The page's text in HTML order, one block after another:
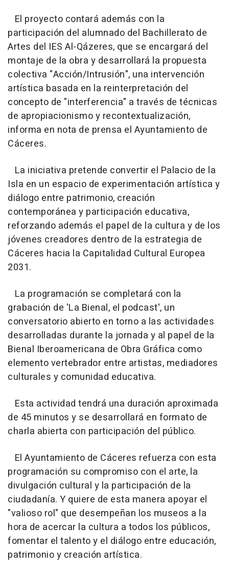
El proyecto contará además con la
participación del alumnado del Bachillerato de
Artes del IES Al-Qázeres, que se encargará del
montaje de la obra y desarrollará la propuesta
colectiva "Acción/Intrusión", una intervención
artística basada en la reinterpretación del
concepto de "interferencia" a través de técnicas
de apropiacionismo y recontextualización,
informa en nota de prensa el Ayuntamiento de
Cáceres.
La iniciativa pretende convertir el Palacio de la
Isla en un espacio de experimentación artística y
diálogo entre patrimonio, creación
contemporánea y participación educativa,
reforzando además el papel de la cultura y de los
jóvenes creadores dentro de la estrategia de
Cáceres hacia la Capitalidad Cultural Europea
2031.
La programación se completará con la
grabación de 'La Bienal, el podcast', un
conversatorio abierto en torno a las actividades
desarrolladas durante la jornada y al papel de la
Bienal Iberoamericana de Obra Gráfica como
elemento vertebrador entre artistas, mediadores
culturales y comunidad educativa.
Esta actividad tendrá una duración aproximada
de 45 minutos y se desarrollará en formato de
charla abierta con participación del público.
El Ayuntamiento de Cáceres refuerza con esta
programación su compromiso con el arte, la
divulgación cultural y la participación de la
ciudadanía. Y quiere de esta manera apoyar el
"valioso rol" que desempeñan los museos a la
hora de acercar la cultura a todos los públicos,
fomentar el talento y el diálogo entre educación,
patrimonio y creación artística.